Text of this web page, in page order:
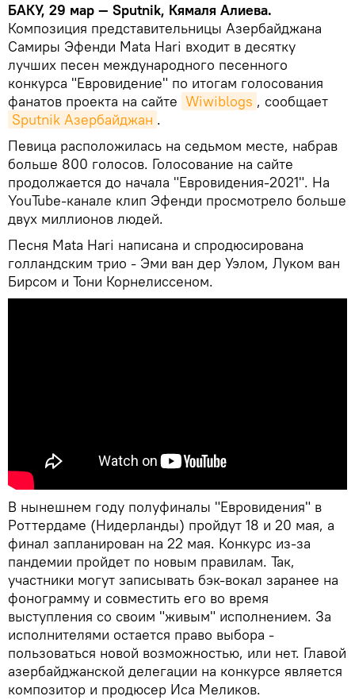
БАКУ, 29 мар — Sputnik, Кямаля Алиева.
Композиция представительницы Азербайджана
Самиры Эфенди Mata Hari входит в десятку
лучших песен международного песенного
конкурса "Евровидение" по итогам голосования
фанатов проекта на сайте Wiwiblogs , сообщает
Sputnik Азербайджан .
Певица расположилась на седьмом месте, набрав
больше 800 голосов. Голосование на сайте
продолжается до начала "Евровидения-2021". На
YouTube-канале клип Эфенди просмотрело больше
двух миллионов людей.
Песня Mata Hari написана и спродюсирована
голландским трио - Эми ван дер Уэлом, Луком ван
Бирсом и Тони Корнелиссеном.
В нынешнем году полуфиналы "Евровидения" в
Роттердаме (Нидерланды) пройдут 18 и 20 мая, а
финал запланирован на 22 мая. Конкурс из-за
пандемии пройдет по новым правилам. Так,
участники могут записывать бэк-вокал заранее на
фонограмму и совместить его во время
выступления со своим "живым" исполнением. За
исполнителями остается право выбора -
пользоваться новой возможностью, или нет. Главой
азербайджанской делегации на конкурсе является
композитор и продюсер Иса Меликов.